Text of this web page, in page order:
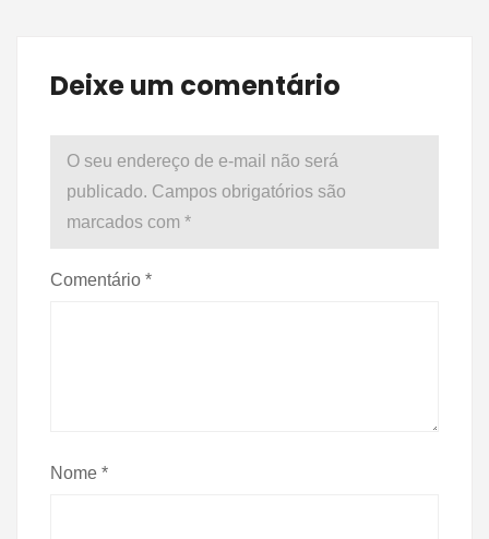
Deixe um comentário
O seu endereço de e-mail não será
publicado. Campos obrigatórios são
marcados com *
Comentário *
Nome *